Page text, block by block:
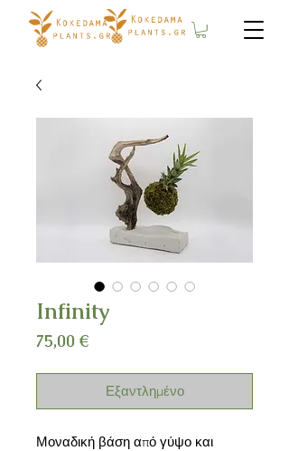
Infinity
75,00 €Τιμή
Εξαντλημένο
Μοναδική βάση από γύψο και